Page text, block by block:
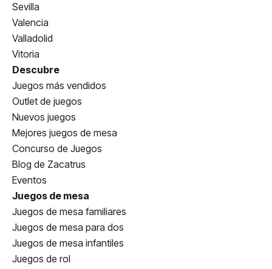
Sevilla
Valencia
Valladolid
Vitoria
Descubre
Juegos más vendidos
Outlet de juegos
Nuevos juegos
Mejores juegos de mesa
Concurso de Juegos
Blog de Zacatrus
Eventos
Juegos de mesa
Juegos de mesa familiares
Juegos de mesa para dos
Juegos de mesa infantiles
Juegos de rol